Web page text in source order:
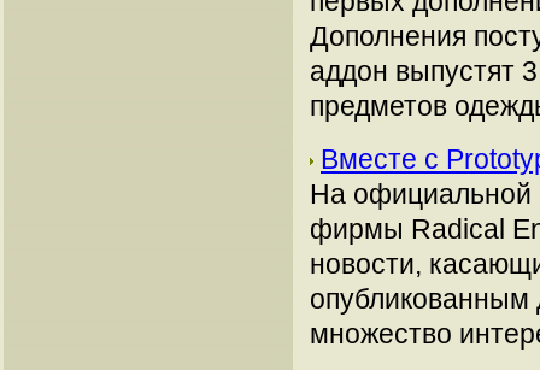
Дополнения
аддон выпустят
предметов
Вместе с
На официальной
фирмы Radical
новости,
опубликованным
множество